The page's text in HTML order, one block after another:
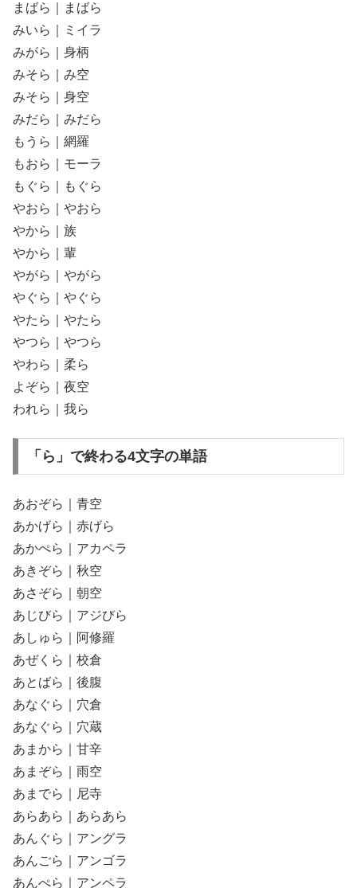
まばら｜まばら
みいら｜ミイラ
みがら｜身柄
みそら｜み空
みそら｜身空
みだら｜みだら
もうら｜網羅
もおら｜モーラ
もぐら｜もぐら
やおら｜やおら
やから｜族
やから｜輩
やがら｜やがら
やぐら｜やぐら
やたら｜やたら
やつら｜やつら
やわら｜柔ら
よぞら｜夜空
われら｜我ら
「ら」で終わる4文字の単語
あおぞら｜青空
あかげら｜赤げら
あかぺら｜アカペラ
あきぞら｜秋空
あさぞら｜朝空
あじびら｜アジびら
あしゅら｜阿修羅
あぜくら｜校倉
あとばら｜後腹
あなぐら｜穴倉
あなぐら｜穴蔵
あまから｜甘辛
あまぞら｜雨空
あまでら｜尼寺
あらあら｜あらあら
あんぐら｜アングラ
あんごら｜アンゴラ
あんぺら｜アンペラ